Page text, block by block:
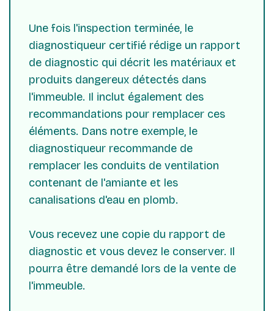
Une fois l'inspection terminée, le
diagnostiqueur certifié rédige un rapport
de diagnostic qui décrit les matériaux et
produits dangereux détectés dans
l'immeuble. Il inclut également des
recommandations pour remplacer ces
éléments. Dans notre exemple, le
diagnostiqueur recommande de
remplacer les conduits de ventilation
contenant de l'amiante et les
canalisations d'eau en plomb.
Vous recevez une copie du rapport de
diagnostic et vous devez le conserver. Il
pourra être demandé lors de la vente de
l'immeuble.